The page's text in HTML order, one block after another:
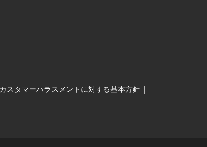
カスタマーハラスメントに対する基本方針